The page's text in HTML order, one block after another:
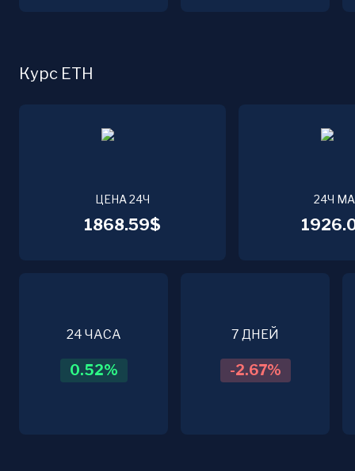
Курс ETH
ЦЕНА 24Ч
1868.59$
24Ч
24 ЧАСА
0.52%
7 ДНЕЙ
-2.67%